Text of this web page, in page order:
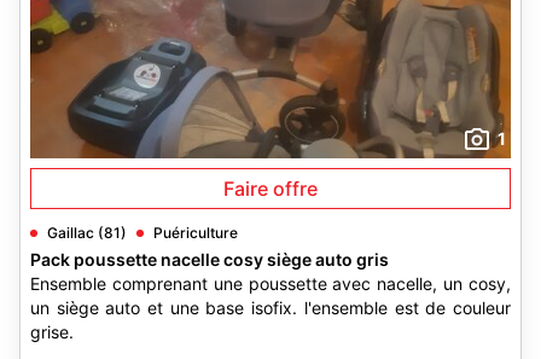
1
Faire offre
Gaillac (81) Puériculture
Pack poussette nacelle cosy siège auto gris
Ensemble comprenant une poussette avec nacelle, un cosy,
un siège auto et une base isofix. l'ensemble est de couleur
grise.